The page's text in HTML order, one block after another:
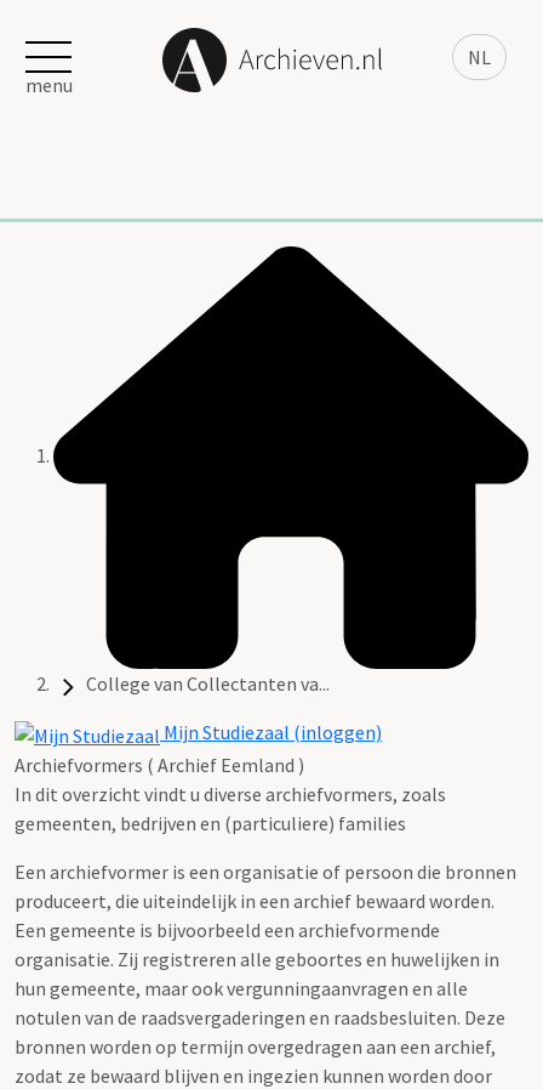
NL
menu
College van Collectanten va...
Mijn Studiezaal (inloggen)
Archiefvormers ( Archief Eemland )
In dit overzicht vindt u diverse archiefvormers, zoals
gemeenten, bedrijven en (particuliere) families
Een archiefvormer is een organisatie of persoon die bronnen
produceert, die uiteindelijk in een archief bewaard worden.
Een gemeente is bijvoorbeeld een archiefvormende
organisatie. Zij registreren alle geboortes en huwelijken in
hun gemeente, maar ook vergunningaanvragen en alle
notulen van de raadsvergaderingen en raadsbesluiten. Deze
bronnen worden op termijn overgedragen aan een archief,
zodat ze bewaard blijven en ingezien kunnen worden door